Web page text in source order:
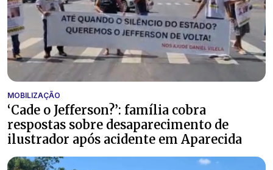
MOBILIZAÇÃO
‘Cade o Jefferson?’: família cobra
respostas sobre desaparecimento de
ilustrador após acidente em Aparecida